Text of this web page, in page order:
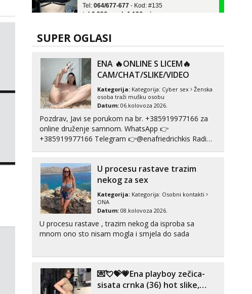
tel:0,93€ - mob:1,12€ min
Čekam tvoj poziv!
tel:0,93€ - mob:1,12€ min
Zara
Čekam tvoj poziv!
Tel:
tel:0,93€ - mob:1,12€ min
Anđela
Čekam tvoj poziv!
tel:0,93€ - mob:1,12€ min
Liliana
Razgovaram :)
Tel: 064/677-677 - Kod: #69
Obavijesti me kada se oslobodi
Učiteljica iz predgrađa traži...
Tel: 064/677-677- Kod: #160
SUPER OGLASI
ENA 🔥ONLINE S LICEM🔥
CAM/CHAT/SLIKE/VIDEO
Kategorija: Kategorija: Cyber sex
Ženska
osoba traži mušku osobu
Datum: 06.kolovoza 2026.
Pozdrav, Javi se porukom na br. +385919977166 za
online druženje samnom. WhatsApp 👉
+385919977166 Telegram 👉@enafriedrichkis Radim
štikle, samostojeće itd. Nudim svakakva videa seksa,
puš...
U procesu rastave trazim
nekog za sex
Kategorija: Kategorija: Osobni kontakti
ONA
Datum: 08.kolovoza 2026.
U procesu rastave , trazim nekog da isproba sa
mnom ono sto nisam mogla i smjela do sada
💌💘💝💗Ena playboy zečica-
sisata crnka (36) hot slike,